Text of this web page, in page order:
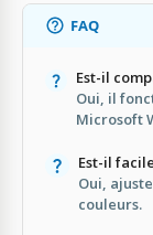
FAQ
Est-il
Oui, il
Microsoft
Est-il
Oui,
couleurs.